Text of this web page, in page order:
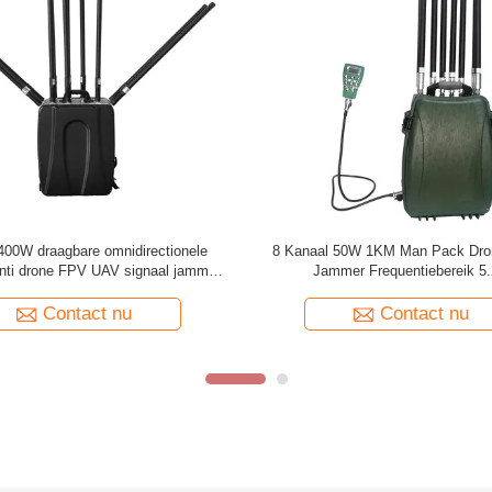
de Lange afstanduav van de
de Stoorzenderblocker
Contact nu
Camouflage kleur 6 band
signaal jammer met
Contact nu